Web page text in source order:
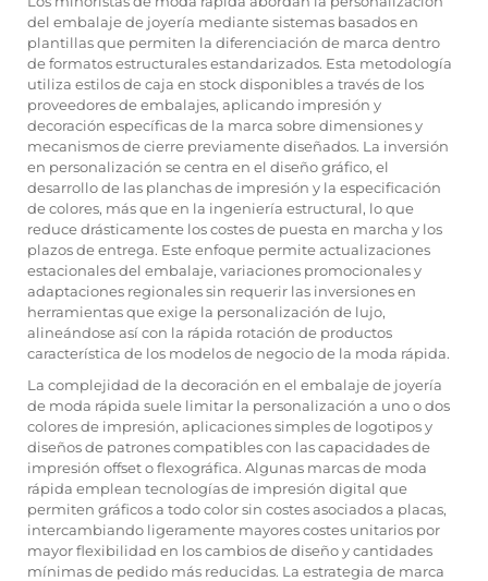
del embalaje de joyería mediante sistemas basados en
plantillas que permiten la diferenciación de marca dentro
de formatos estructurales estandarizados. Esta metodología
utiliza estilos de caja en stock disponibles a través de los
proveedores de embalajes, aplicando impresión y
decoración específicas de la marca sobre dimensiones y
mecanismos de cierre previamente diseñados. La inversión
en personalización se centra en el diseño gráfico, el
desarrollo de las planchas de impresión y la especificación
de colores, más que en la ingeniería estructural, lo que
reduce drásticamente los costes de puesta en marcha y los
plazos de entrega. Este enfoque permite actualizaciones
estacionales del embalaje, variaciones promocionales y
adaptaciones regionales sin requerir las inversiones en
herramientas que exige la personalización de lujo,
alineándose así con la rápida rotación de productos
característica de los modelos de negocio de la moda rápida.
La complejidad de la decoración en el embalaje de joyería
de moda rápida suele limitar la personalización a uno o dos
colores de impresión, aplicaciones simples de logotipos y
diseños de patrones compatibles con las capacidades de
impresión offset o flexográfica. Algunas marcas de moda
rápida emplean tecnologías de impresión digital que
permiten gráficos a todo color sin costes asociados a placas,
intercambiando ligeramente mayores costes unitarios por
mayor flexibilidad en los cambios de diseño y cantidades
mínimas de pedido más reducidas. La estrategia de marca